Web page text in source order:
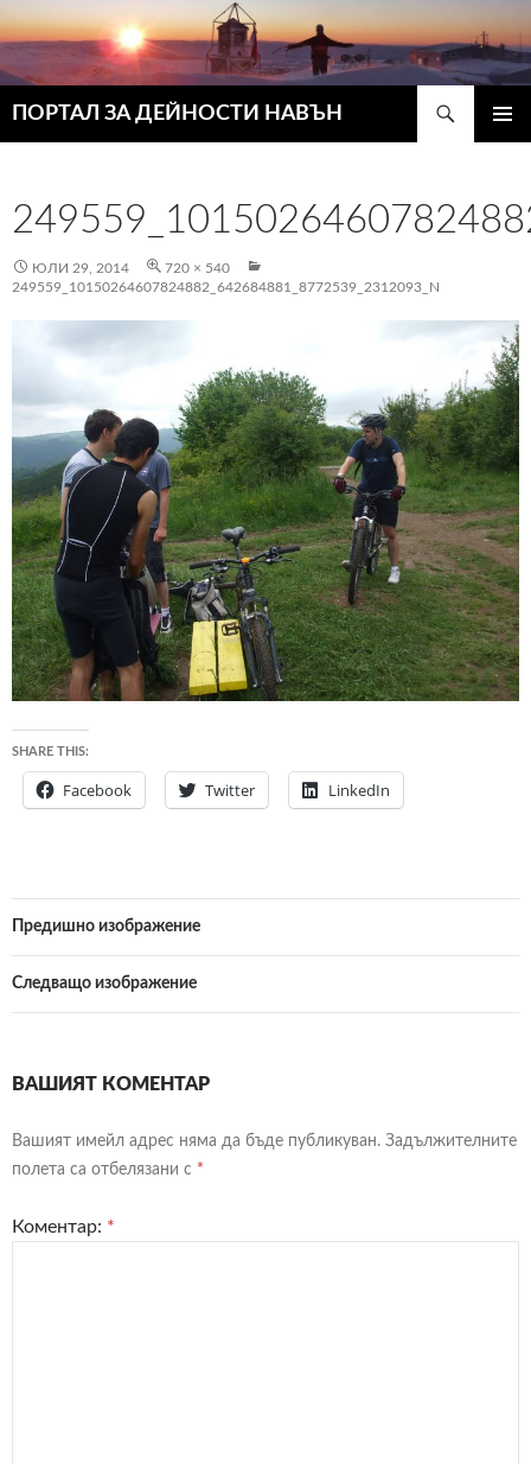
ПОРТАЛ ЗА ДЕЙНОСТИ НАВЪН
ЮЛИ 29, 2014
720 × 540
249559_10150264607824882_642684881_8772539_2312093_N
SHARE THIS:
Facebook Twitter LinkedIn
Предишно изображение
Следващо изображение
ВАШИЯТ КОМЕНТАР
Вашият имейл адрес няма да бъде публикуван. Задължителните
полета са отбелязани с *
Коментар: *